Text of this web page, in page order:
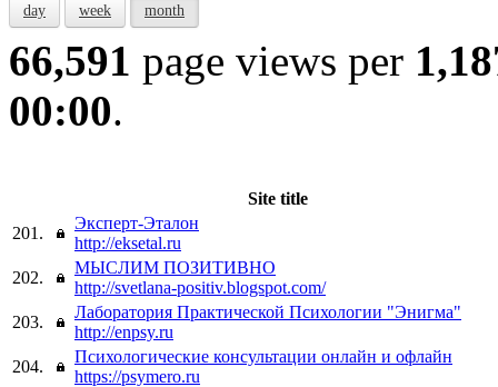
day week month
66,591 page views per
00:00.
Site title
201.
Эксперт-Эталон
http://eksetal.ru
202.
МЫСЛИМ ПОЗИТИВНО
http://svetlana-positiv.blogspot.com/
203.
Лаборатория Практической Психологии "Энигма"
http://enpsy.ru
204.
Психологические консультации онлайн и офлайн
https://psymero.ru